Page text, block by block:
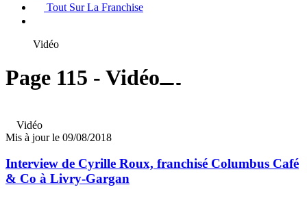
Tout Sur La Franchise
Vidéo
Page 115 - Vidéo
Vidéo
Mis à jour le 09/08/2018
Interview de Cyrille Roux, franchisé Columbus Café
& Co à Livry-Gargan